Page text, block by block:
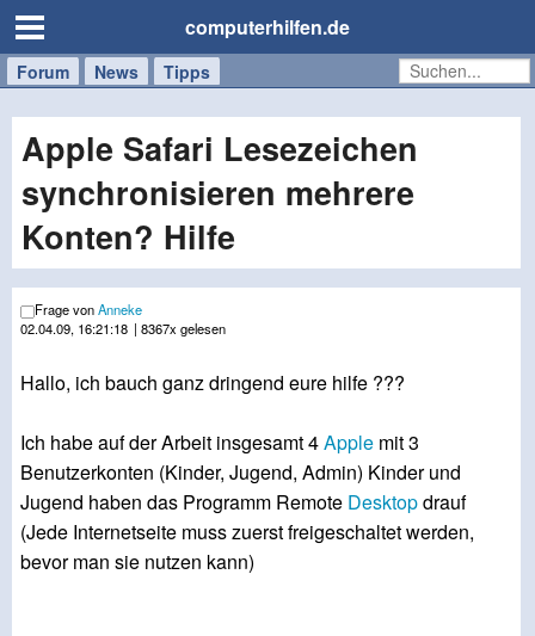
computerhilfen.de
Forum News Tipps
Handy
Tablet
Windows
Mac
Apple Safari Lesezeichen
synchronisieren mehrere
Konten? Hilfe
Frage vonAnneke
02.04.09, 16:21:18 | 8367x gelesen
Hallo, ich bauch ganz dringend eure hilfe ???
Ich habe auf der Arbeit insgesamt 4Apple mit 3
Benutzerkonten (Kinder, Jugend, Admin) Kinder und
Jugend haben das Programm Remote Desktopdrauf
(Jede Internetseite muss zuerst freigeschaltet werden,
bevor man sie nutzen kann)